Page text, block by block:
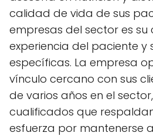
calidad de vida de sus
empresas del sector es
experiencia del paciente
específicas. La empresa
vínculo cercano con sus
de varios años en el
cualificados que
esfuerza por mantenerse